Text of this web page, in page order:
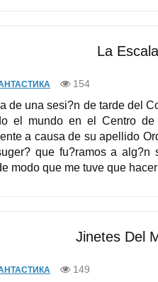
La
154
de una sesi?n de tarde del
el mundo en el Centro
a causa de su apellido
que fu?ramos a
modo que me tuve que
Jinetes Del
149